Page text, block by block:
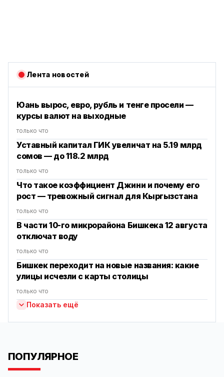
Лента новостей
Юань вырос, евро, рубль и тенге просели —
курсы валют на выходные
только что
Уставный капитал ГИК увеличат на 5.19 млрд
сомов — до 118.2 млрд
только что
Что такое коэффициент Джини и почему его
рост — тревожный сигнал для Кыргызстана
только что
В части 10-го микрорайона Бишкека 12 августа
отключат воду
только что
Бишкек переходит на новые названия: какие
улицы исчезли с карты столицы
только что
Показать ещё
ПОПУЛЯРНОЕ